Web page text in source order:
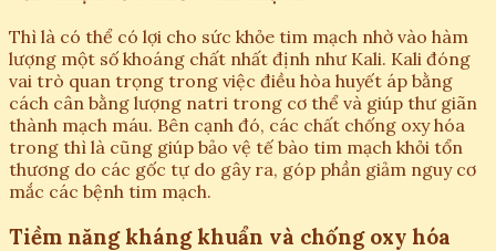
Thì là có thể có lợi cho sức khỏe tim mạch nhờ vào hàm
lượng một số khoáng chất nhất định như Kali. Kali đóng
vai trò quan trọng trong việc điều hòa huyết áp bằng
cách cân bằng lượng natri trong cơ thể và giúp thư giãn
thành mạch máu. Bên cạnh đó, các chất chống oxy hóa
trong thì là cũng giúp bảo vệ tế bào tim mạch khỏi tổn
thương do các gốc tự do gây ra, góp phần giảm nguy cơ
mắc các bệnh tim mạch.
Tiềm năng kháng khuẩn và chống oxy hóa